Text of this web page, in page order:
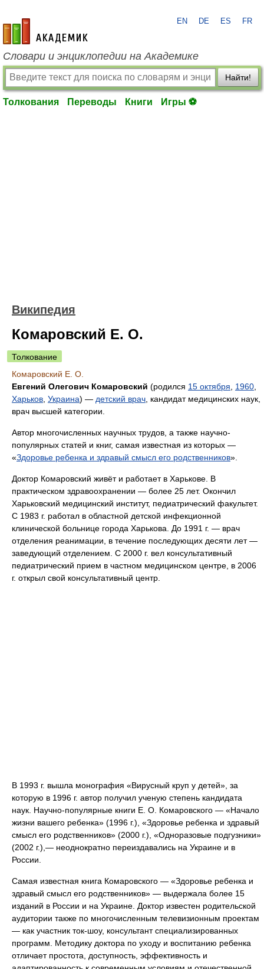
academic.ru
EN DE ES FR
Словари и энциклопедии на Академике
Найти!
Толкования Переводы Книги Игры ⚽
Википедия
Комаровский Е. О.
Толкование
Комаровский Е. О.
Евгений Олегович Комаровский (родился 15 октября 1960
Харьков Украина) — детский врач , кандидат медицинских наук,
врач высшей категории.
Автор многочисленных научных трудов, а также научно-
популярных статей и книг, самая известная из которых —
«Здоровье ребенка и здравый смысл его родственников».
Доктор Комаровский живёт и работает в Харькове. В
практическом здравоохранении — более 25 лет. Окончил
Харьковский медицинский институт, педиатрический факультет.
С 1983 г. работал в областной детской инфекционной
клинической больнице города Харькова. До 1991 г. — врач
отделения реанимации, в течение последующих десяти лет —
заведующий отделением. С 2000 г. вел консультативный
педиатрический прием в частном медицинском центре, в 2006
г. открыл свой консультативный центр.
В 1993 г. вышла монография «Вирусный круп у детей», за
которую в 1996 г. автор получил ученую степень кандидата
наук. Научно-популярные книги Е. О. Комаровского — «Начало
жизни вашего ребенка» (1996 г.), «Здоровье ребенка и здравый
смысл его родственников» (2000 г.), «Одноразовые подгузники»
(2002 г.),— неоднократно переиздавались на Украине и в
России.
Самая известная книга Комаровского — «Здоровье ребенка и
здравый смысл его родственников» — выдержала более 15
изданий в России и на Украине. Доктор известен родительской
аудитории также по многочисленным телевизионным проектам
— как участник ток-шоу, консультант специализированных
программ. Методику доктора по уходу и воспитанию ребенка
отличает простота, доступность, эффективность и